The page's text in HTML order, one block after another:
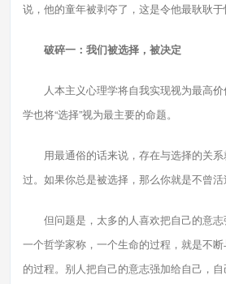
说，他的童年被剥夺了，这是令他最耿耿于
破碎一：我们被选择，被决定
人本主义心理学将自我实现视为最高价
学也将“选择”视为最主要的命题。
用最通俗的话来说，存在与选择的关系
过。如果你总是被选择，那么你就是不曾活
但问题是，太多的人喜欢把自己的意志
一个哲学家称，一个生命的过程，就是不
的过程。别人把自己的意志强加给自己，